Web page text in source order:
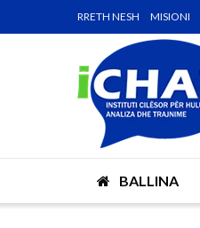
RRETH NESH MISIONI
BALLINA